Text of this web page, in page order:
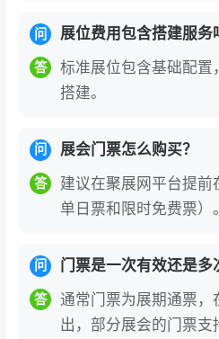
问 展位费用包含搭建服务
答
标准展位包含基础配置
搭建。
问 展会门票怎么购买？
答
建议在聚展网平台提前
单日票和限时免费票）。
问 门票是一次有效还是多
答
通常门票为展期通票，
出，部分展会的门票支